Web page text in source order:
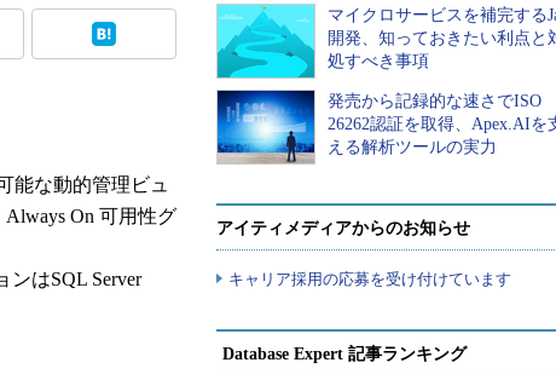
Test & Tools
能な動的管理ビュ
On 可用性グ
ンはSQL Server
マイクロサービスを補完する
開発、知っておきたい利点と
処すべき事項
発売から記録的な速さでISO
26262認証を取得、Apex.AIを
える解析ツールの実力
アイティメディアからのお知らせ
キャリア採用の応募を受け付けています
Database Expert 記事ランキング